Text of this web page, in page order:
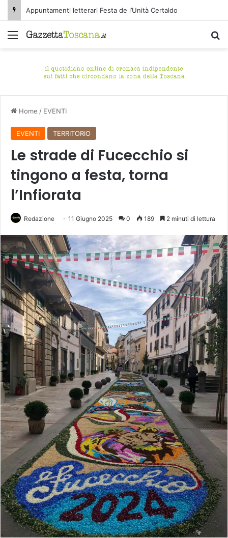
Appuntamenti letterari Festa de l’Unità Certaldo
Menu
Home / EVENTI
EVENTI TERRITORIO
Le strade di Fucecchio si
tingono a festa, torna
l’Infiorata
Redazione 11 Giugno 2025 0 189 2 minuti di lettura